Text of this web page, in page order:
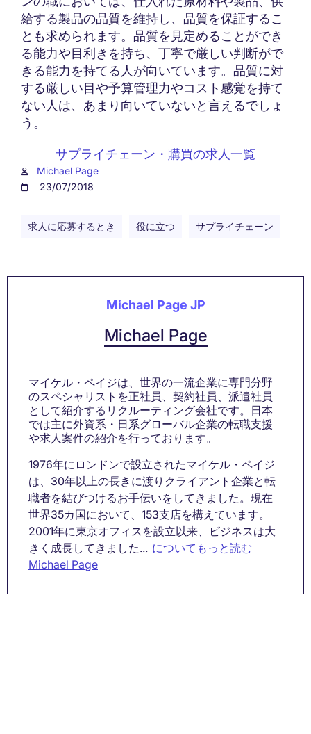
給する製品の品質を維持し、品質を保証するこ
とも求められます。品質を見定めることができ
る能力や目利きを持ち、丁寧で厳しい判断がで
きる能力を持てる人が向いています。品質に対
する厳しい目や予算管理力やコスト感覚を持て
ない人は、あまり向いていないと言えるでしょ
う。
サプライチェーン・購買の求人一覧
Michael Page
23/07/2018
求人に応募するとき 役に立つ サプライチェーン
Michael Page JP
Michael Page
マイケル・ペイジは、世界の一流企業に専門分野
のスペシャリストを正社員、契約社員、派遣社員
として紹介するリクルーティング会社です。日本
では主に外資系・日系グローバル企業の転職支援
や求人案件の紹介を行っております。
1976年にロンドンで設立されたマイケル・ペイジ
は、30年以上の長きに渡りクライアント企業と転
職者を結びつけるお手伝いをしてきました。現在
世界35カ国において、153支店を構えています。
2001年に東京オフィスを設立以来、ビジネスは大
きく成長してきました... についてもっと読む
Michael Page